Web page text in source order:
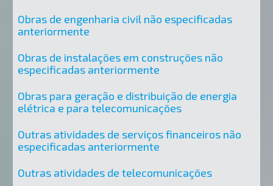
Obras de engenharia civil não especificadas
anteriormente
Obras de instalações em construções não
especificadas anteriormente
Obras para geração e distribuição de energia
elétrica e para telecomunicações
Outras atividades de serviços financeiros não
especificadas anteriormente
Outras atividades de telecomunicações